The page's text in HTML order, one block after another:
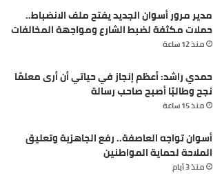
مدير مرور أسوان الجديد يفتح ملف الانضباط..
حملات مكثفة لضبط الشارع ومواجهة المخالفات
منذ 12 ساعة
حمدي راشد: أعظم إنجاز في حياتي أن أرى معلمًا
نجح وطالبًا أصبح صاحب رسالة
منذ 15 ساعة
أسوان تواجه العاصفة.. رفع الجاهزية وتعليق
الملاحة لحماية المواطنين
منذ 3 أيام